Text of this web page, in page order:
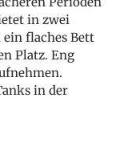
in zwei
ein flaches Bett
Platz. Eng
in der